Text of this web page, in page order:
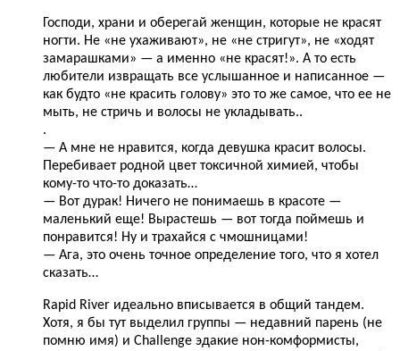
Господи, храни и оберегай женщин, которые не красят
ногти. Не «не ухаживают», не «не стригут», не «ходят
замарашками» — а именно «не красят!». А то есть
любители извращать все услышанное и написанное —
как будто «не красить голову» это то же самое, что ее не
мыть, не стричь и волосы не укладывать..
.
— А мне не нравится, когда девушка красит волосы.
Перебивает родной цвет токсичной химией, чтобы
кому-то что-то доказать…
— Вот дурак! Ничего не понимаешь в красоте —
маленький еще! Вырастешь — вот тогда поймешь и
понравится! Ну и трахайся с чмошницами!
— Ага, это очень точное определение того, что я хотел
сказать…
Rapid River идеально вписывается в общий тандем.
Хотя, я бы тут выделил группы — недавний парень (не
помню имя) и Challenge эдакие нон-комформисты,